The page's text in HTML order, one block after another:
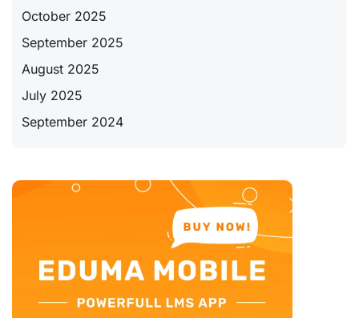
October 2025
September 2025
August 2025
July 2025
September 2024